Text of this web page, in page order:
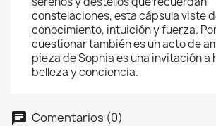
constelaciones, esta cápsula viste
conocimiento, intuición y fuerza.
cuestionar también es un acto de
pieza de Sophia es una invitación a
belleza y conciencia.
Comentarios (0)